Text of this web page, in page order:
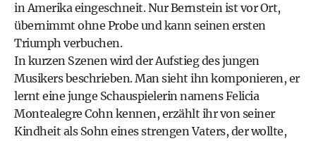
in Amerika eingeschneit. Nur Bernstein ist vor Ort,
übernimmt ohne Probe und kann seinen ersten
Triumph verbuchen.
In kurzen Szenen wird der Aufstieg des jungen
Musikers beschrieben. Man sieht ihn komponieren, er
lernt eine junge Schauspielerin namens Felicia
Montealegre Cohn kennen, erzählt ihr von seiner
Kindheit als Sohn eines strengen Vaters, der wollte,